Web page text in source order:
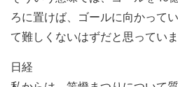
ろに置けば、ゴールに向かって
て難しくないはずだと思っていま
日経